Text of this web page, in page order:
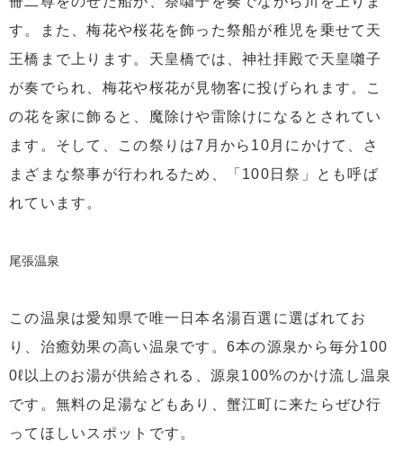
す。また、梅花や桜花を飾った祭船が稚児を乗せて天
王橋まで上ります。天皇橋では、神社拝殿で天皇囃子
が奏でられ、梅花や桜花が見物客に投げられます。こ
の花を家に飾ると、魔除けや雷除けになるとされてい
ます。そして、この祭りは7月から10月にかけて、さ
まざまな祭事が行われるため、「100日祭」とも呼ば
れています。
尾張温泉
この温泉は愛知県で唯一日本名湯百選に選ばれてお
り、治癒効果の高い温泉です。6本の源泉から毎分100
0ℓ以上のお湯が供給される、源泉100%のかけ流し温泉
です。無料の足湯などもあり、蟹江町に来たらぜひ行
ってほしいスポットです。